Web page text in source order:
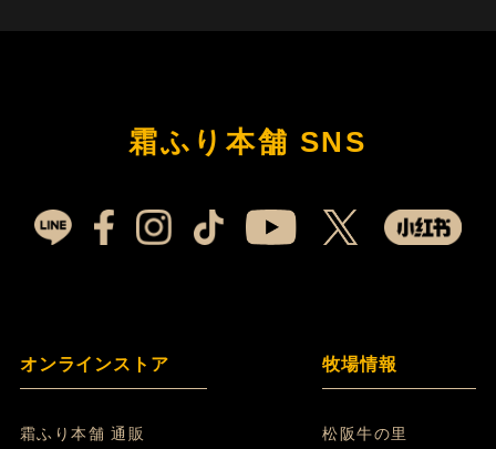
霜ふり本舗 SNS
オンラインストア
霜ふり本舗 通販
牧場情報
松阪牛の里